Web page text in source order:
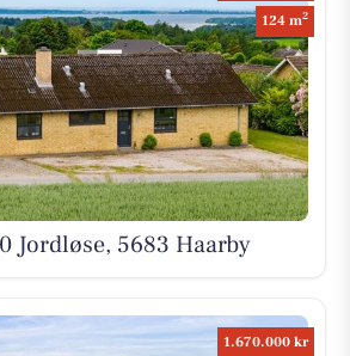
124 m2
Jordløse, 5683 Haarby
1.670.000 kr